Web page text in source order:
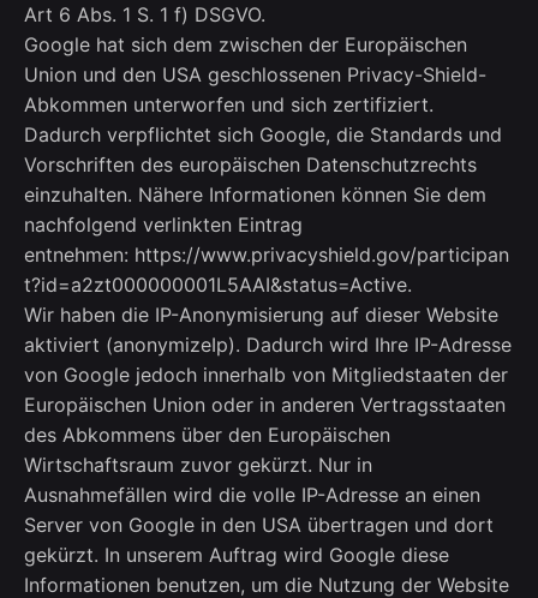
Art 6 Abs. 1 S. 1 f) DSGVO.
Google hat sich dem zwischen der Europäischen
Union und den USA geschlossenen Privacy-Shield-
Abkommen unterworfen und sich zertifiziert.
Dadurch verpflichtet sich Google, die Standards und
Vorschriften des europäischen Datenschutzrechts
einzuhalten. Nähere Informationen können Sie dem
nachfolgend verlinkten Eintrag
entnehmen: https://www.privacyshield.gov/participan
t?id=a2zt000000001L5AAI&status=Active.
Wir haben die IP-Anonymisierung auf dieser Website
aktiviert (anonymizeIp). Dadurch wird Ihre IP-Adresse
von Google jedoch innerhalb von Mitgliedstaaten der
Europäischen Union oder in anderen Vertragsstaaten
des Abkommens über den Europäischen
Wirtschaftsraum zuvor gekürzt. Nur in
Ausnahmefällen wird die volle IP-Adresse an einen
Server von Google in den USA übertragen und dort
gekürzt. In unserem Auftrag wird Google diese
Informationen benutzen, um die Nutzung der Website